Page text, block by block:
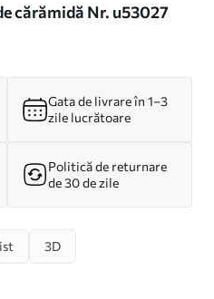
cărămidă Nr. u53027
Gata de livrare în 1–3
zile lucrătoare
Politică de returnare
de 30 de zile
3D